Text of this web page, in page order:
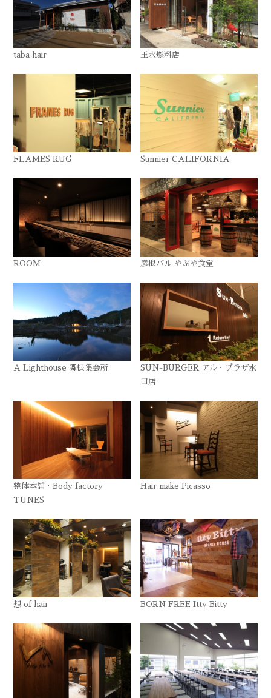
taba hair 玉水燃料店
FLAMES RUG Sunnier CALIFORNIA
ROOM 彦根バル やぶや食堂
A Lighthouse 舞根集会所
SUN-BURGER アル・プラザ水
口店
整体本舗・Body factory
TUNES
Hair make Picasso
想 of hair BORN FREE Itty Bitty